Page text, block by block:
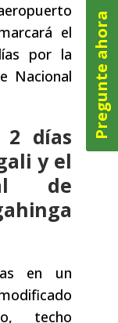
el
por la
Nacional
2 días
y el
de
en un
techo
Pregunte ahora